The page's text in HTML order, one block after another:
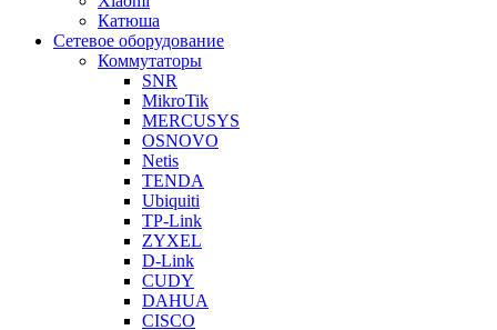
Катюша
Сетевое оборудование
Коммутаторы
SNR
MikroTik
MERCUSYS
OSNOVO
Netis
TENDA
Ubiquiti
TP-Link
ZYXEL
D-Link
CUDY
DAHUA
CISCO